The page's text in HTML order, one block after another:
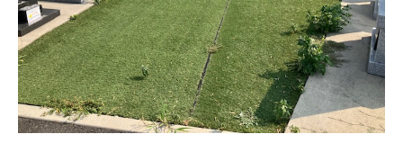
浜松店 藤枝店 焼津本店
静岡本通店 静岡石田街道店 清水店
- スタッフブログ
- 企業情報
- 採用情報